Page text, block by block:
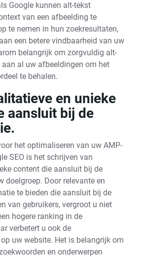
Google kunnen alt-tekst
van een afbeelding te
te nemen in hun zoekresultaten,
een betere vindbaarheid van uw
belangrijk om zorgvuldig alt-
aan al uw afbeeldingen om het
te behalen.
en unieke
aansluit bij de
het optimaliseren van uw AMP-
SEO is het schrijven van
content die aansluit bij de
doelgroep. Door relevante en
te bieden die aansluit bij de
van gebruikers, vergroot u niet
hogere ranking in de
verbetert u ook de
uw website. Het is belangrijk om
en onderwerpen